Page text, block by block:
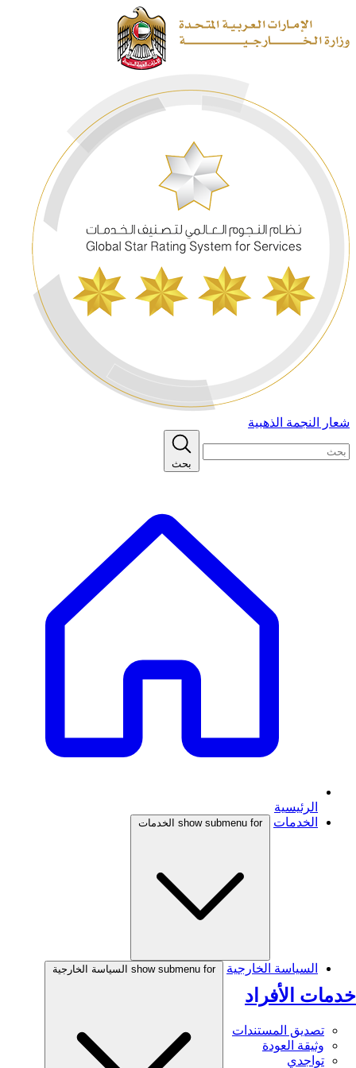
شعار النجمة الذهبية
بحث
الرئيسية
الخدمات
show submenu for الخدمات
خدمات الأفراد
تصديق المستندات
وثيقة العودة
تواجدي
السياسة الخارجية show submenu for السياسة الخارجية